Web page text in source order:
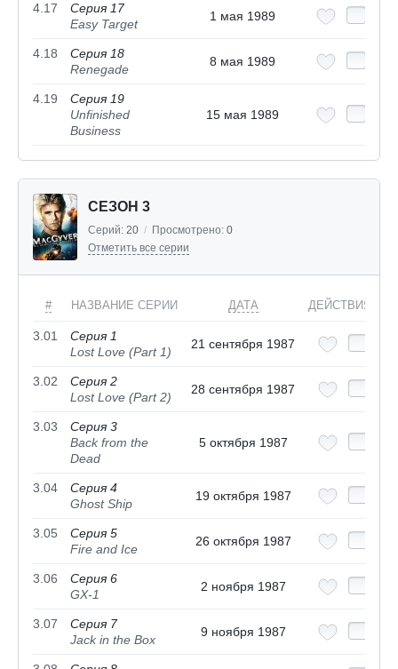
4.17
Серия 17
Easy Target
1 мая 1989
4.18
Серия 18
Renegade
8 мая 1989
4.19
Серия 19
Unfinished
Business
15 мая 1989
СЕЗОН 3
Серий: 20 / Просмотрено: 0
Отметить все серии
# НАЗВАНИЕ СЕРИИ ДАТА ДЕЙСТВИЯ
3.01
Серия 1
Lost Love (Part 1)
21 сентября 1987
3.02
Серия 2
Lost Love (Part 2)
28 сентября 1987
3.03
Серия 3
Back from the
Dead
5 октября 1987
3.04
Серия 4
Ghost Ship
19 октября 1987
3.05
Серия 5
Fire and Ice
26 октября 1987
3.06
Серия 6
GX-1
2 ноября 1987
3.07
Серия 7
Jack in the Box
9 ноября 1987